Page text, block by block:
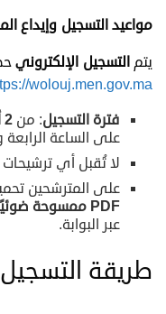
مواعيد التسجيل وإيداع
يتمالتسجيل الإلكتروني
wolouj.men.gov.ma
فترة التسجيل: من 2
على الساعة
لا تُقبل أي ترشيحات
على المترشحين
PDF ممسوحة
عبر البوابة.
طريقة